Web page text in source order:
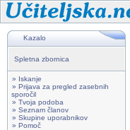
Kazalo
Spletna zbornica
» Iskanje
» Prijava za pregled zasebnih
sporočil
» Tvoja podoba
» Seznam članov
» Skupine uporabnikov
» Pomoč